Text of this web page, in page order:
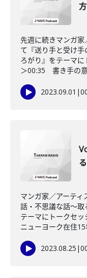
先週に続きマンガ
て『送り手と受け
ろがり』をテーマ
＞00:35 書き手の
2023.09.01 |
マンガ家／アーテ
話・不思議な話〜
テーマにトークセ
ニューヨーク在住
2023.08.25 |